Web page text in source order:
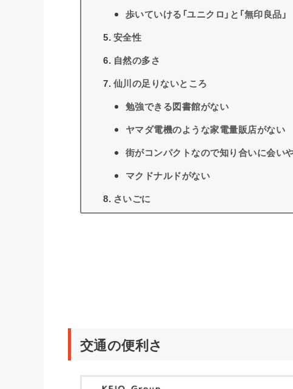
歩いていける「ユニクロ」と「無印良品」
安全性
自然の多さ
仙川の足りないところ
勉強できる図書館がない
ヤマダ電機のような家電量販店がない
街がコンパクトなので知り合いに会い
マクドナルドがない
さいごに
交通の便利さ